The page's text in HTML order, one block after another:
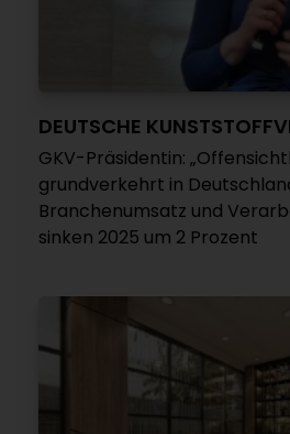
DEUTSCHE
GKV-Präsidentin:
grundverkehrt in
Branchenumsatz und
sinken 2025 um 2 Prozent